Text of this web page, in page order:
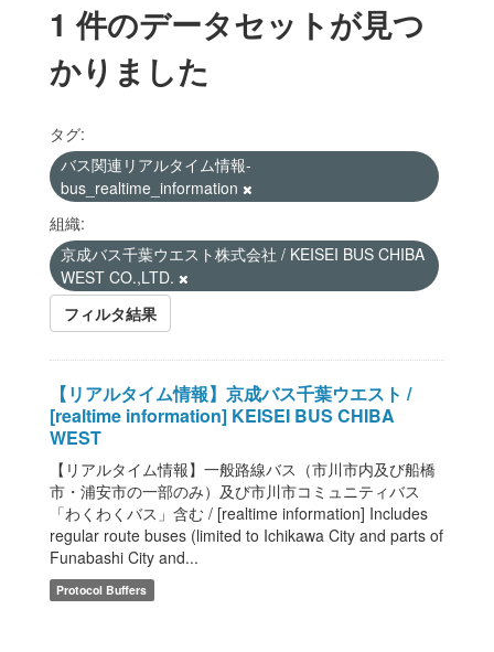
1 件のデータセットが見つ
かりました
タグ:
バス関連リアルタイム情報-
bus_realtime_information
組織:
京成バス千葉ウエスト株式会社 / KEISEI BUS CHIBA
WEST CO.,LTD.
フィルタ結果
【リアルタイム情報】京成バス千葉ウエスト /
[realtime information] KEISEI BUS CHIBA
WEST
【リアルタイム情報】一般路線バス（市川市内及び船橋
市・浦安市の一部のみ）及び市川市コミュニティバス
「わくわくバス」含む / [realtime information] Includes
regular route buses (limited to Ichikawa City and parts of
Funabashi City and...
Protocol Buffers